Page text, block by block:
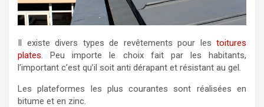
Il existe divers types de revêtements pour les toitures
plates. Peu importe le choix fait par les habitants,
l’important c’est qu’il soit anti dérapant et résistant au gel.
Les plateformes les plus courantes sont réalisées en
bitume et en zinc.